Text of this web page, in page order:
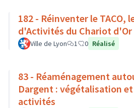
182 - Réinventer le TACO,
d'Activités du Chariot d'Or
Ville de Lyon 1 0 Réalisé
83 - Réaménagement
Dargent : végétalisation
activités